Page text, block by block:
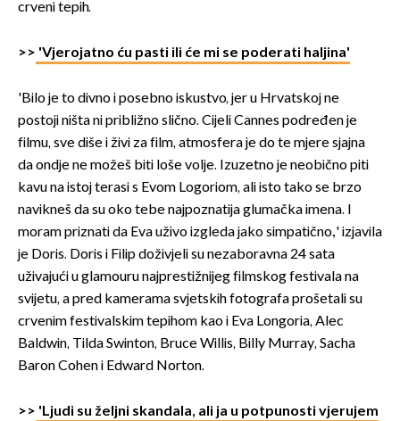
crveni tepih.
>> 'Vjerojatno ću pasti ili će mi se poderati haljina'
'Bilo je to divno i posebno iskustvo, jer u Hrvatskoj ne
postoji ništa ni približno slično. Cijeli Cannes podređen je
filmu, sve diše i živi za film, atmosfera je do te mjere sjajna
da ondje ne možeš biti loše volje. Izuzetno je neobično piti
kavu na istoj terasi s Evom Logoriom, ali isto tako se brzo
navikneš da su oko tebe najpoznatija glumačka imena. I
moram priznati da Eva uživo izgleda jako simpatično.,' izjavila
je Doris. Doris i Filip doživjeli su nezaboravna 24 sata
uživajući u glamouru najprestižnijeg filmskog festivala na
svijetu, a pred kamerama svjetskih fotografa prošetali su
crvenim festivalskim tepihom kao i Eva Longoria, Alec
Baldwin, Tilda Swinton, Bruce Willis, Billy Murray, Sacha
Baron Cohen i Edward Norton.
>> 'Ljudi su željni skandala, ali ja u potpunosti vjerujem